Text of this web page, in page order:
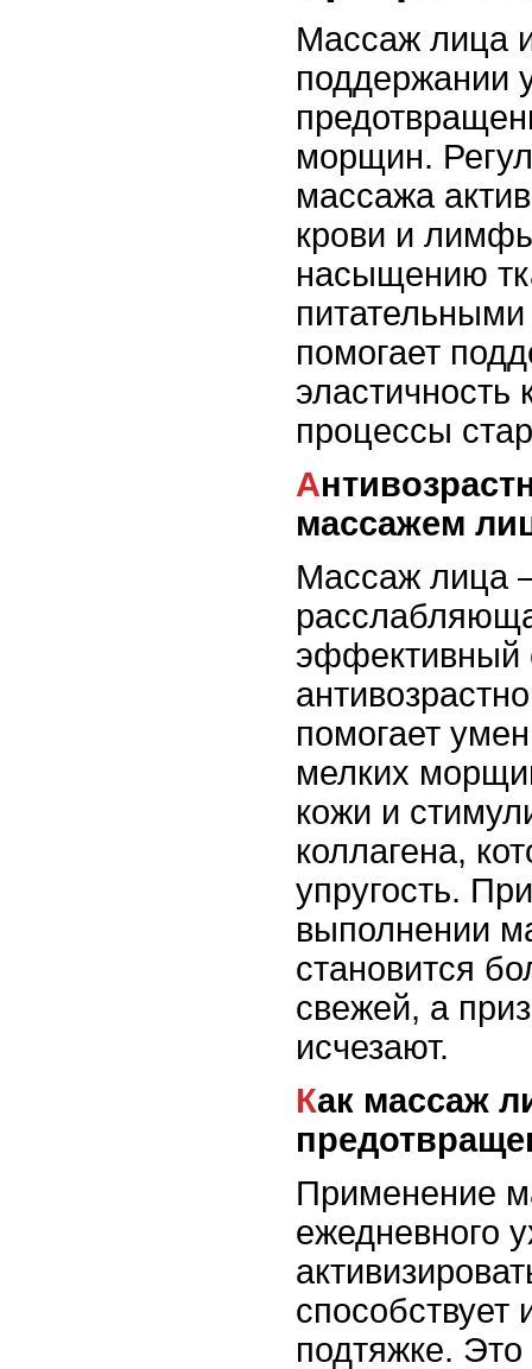
Массаж лица
поддержании
морщин.
массажа
крови и
насыщению
помогает
эластичность
процессы
Антивозрастной уход с
массажем
Массаж лица
эффективный
помогает
мелких
кожи и
коллагена,
упругость.
выполнении
становится
свежей, а
исчезают.
Как массаж лица влияет на
Применение
ежедневного
способствует
подтяжке.